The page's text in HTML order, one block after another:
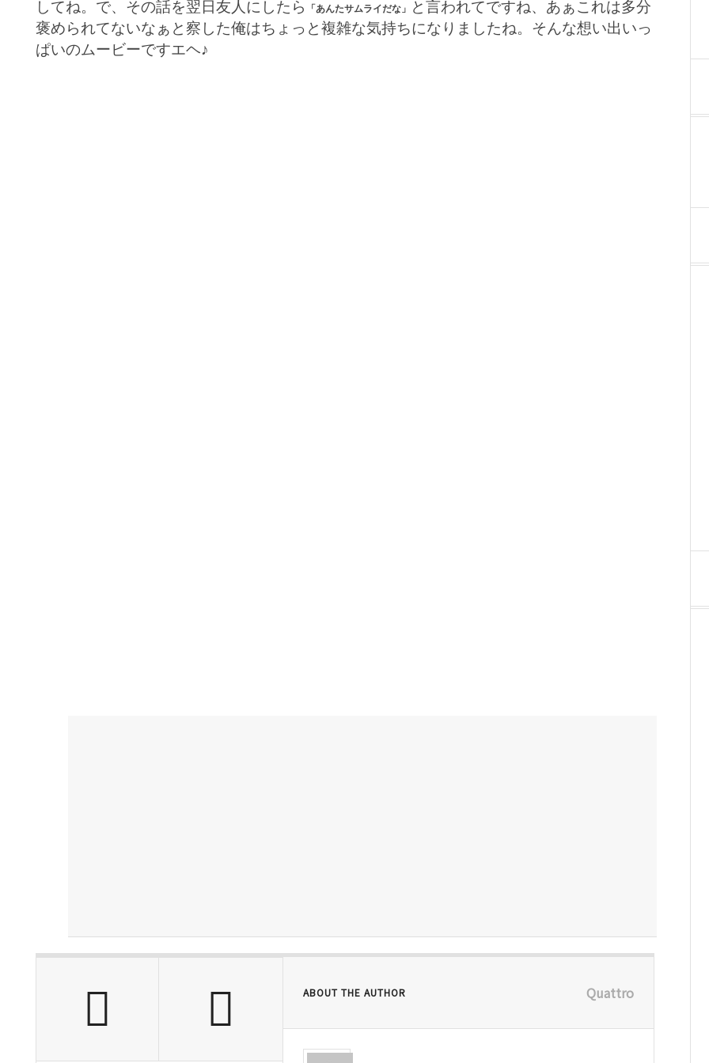
してね。で、その話を翌日友人にしたら 「あんたサムライだな」
と言われてですね、あぁこれは多分
褒められてないなぁと察した俺はちょっと複雑な気持ちになりましたね。そんな想い出いっ
ぱいのムービーですエヘ♪
ABOUT THE AUTHOR Quattro